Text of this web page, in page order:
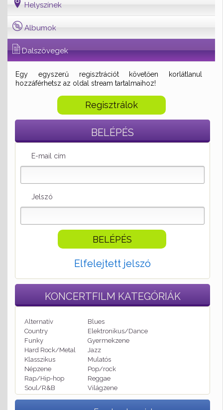
Helyszínek
Albumok
Dalszövegek
Egy egyszerű regisztrációt követően korlátlanul
hozzáférhetsz az oldal stream tartalmaihoz!
Regisztrálok
BELÉPÉS
E-mail cím
Jelszó
Elfelejtett jelszó
KONCERTFILM KATEGÓRIÁK
Alternatív
Blues
Country
Elektronikus/Dance
Funky
Gyermekzene
Hard Rock/Metal
Jazz
Klasszikus
Mulatós
Népzene
Pop/rock
Rap/Hip-hop
Reggae
Soul/R&B
Világzene